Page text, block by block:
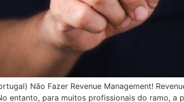
Não Fazer Revenue Management!
entanto, para muitos profissionais do ramo, a